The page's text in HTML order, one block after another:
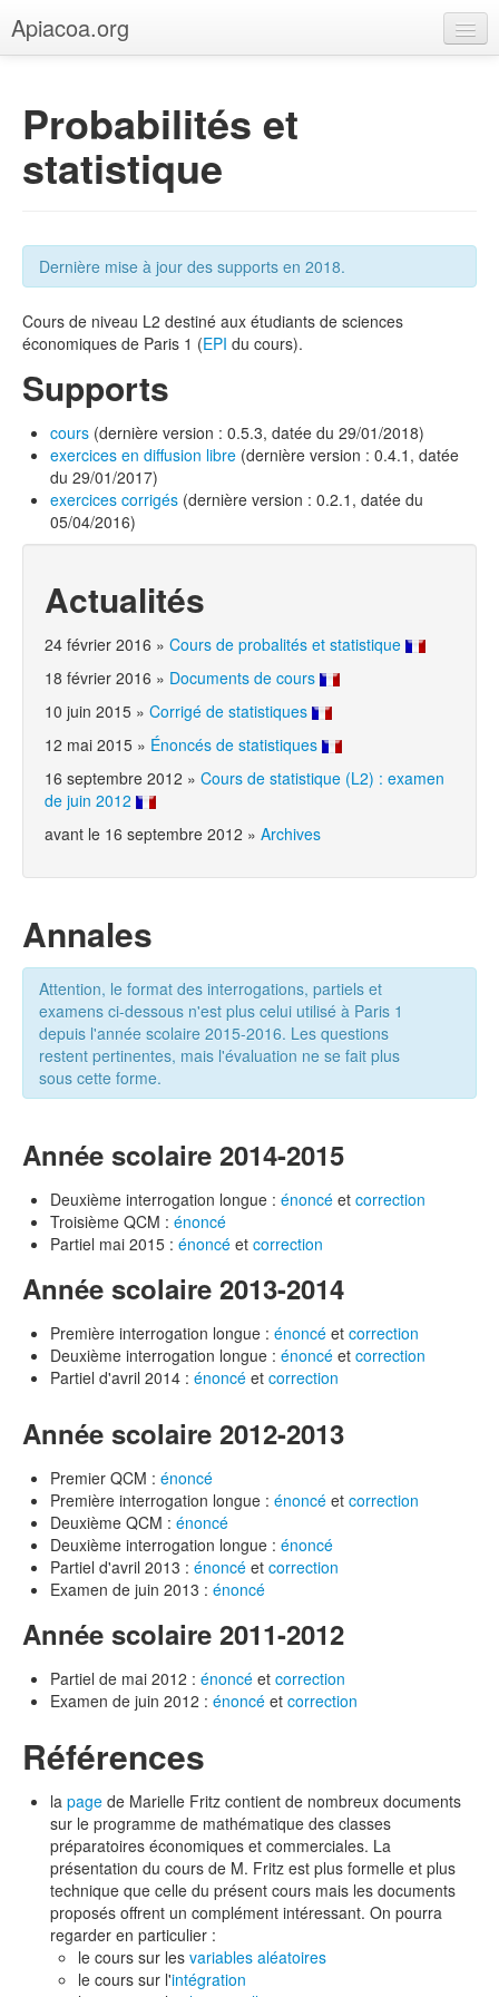
Apiacoa.org
Blog
Recherche
Probabilités et
statistique
Dernière mise à jour des supports en 2018.
Cours de niveau L2 destiné aux étudiants de sciences
économiques de Paris 1 (EPI du cours).
Supports
cours (dernière version : 0.5.3, datée du 29/01/2018)
exercices en diffusion libre (dernière version : 0.4.1, datée
du 29/01/2017)
exercices corrigés (dernière version : 0.2.1, datée du
05/04/2016)
Actualités
24 février 2016 » Cours de probalités et statistique
18 février 2016 » Documents de cours
10 juin 2015 » Corrigé de statistiques
12 mai 2015 » Énoncés de statistiques
16 septembre 2012 » Cours de statistique (L2) : examen
de juin 2012
avant le 16 septembre 2012 » Archives
Annales
Attention, le format des interrogations, partiels et
examens ci-dessous n'est plus celui utilisé à Paris 1
depuis l'année scolaire 2015-2016. Les questions
restent pertinentes, mais l'évaluation ne se fait plus
sous cette forme.
Année scolaire 2014-2015
Deuxième interrogation longue : énoncé et correction
Troisième QCM : énoncé
Partiel mai 2015 : énoncé et correction
Année scolaire 2013-2014
Première interrogation longue : énoncé et correction
Deuxième interrogation longue : énoncé et correction
Partiel d'avril 2014 : énoncé et correction
Année scolaire 2012-2013
Premier QCM : énoncé
Première interrogation longue : énoncé et correction
Deuxième QCM : énoncé
Deuxième interrogation longue : énoncé
Partiel d'avril 2013 : énoncé et correction
Examen de juin 2013 : énoncé
Année scolaire 2011-2012
Partiel de mai 2012 : énoncé et correction
Examen de juin 2012 : énoncé et correction
Références
la page de Marielle Fritz contient de nombreux documents
sur le programme de mathématique des classes
préparatoires économiques et commerciales. La
présentation du cours de M. Fritz est plus formelle et plus
technique que celle du présent cours mais les documents
proposés offrent un complément intéressant. On pourra
regarder en particulier :
le cours sur les variables aléatoires
le cours sur l'intégration